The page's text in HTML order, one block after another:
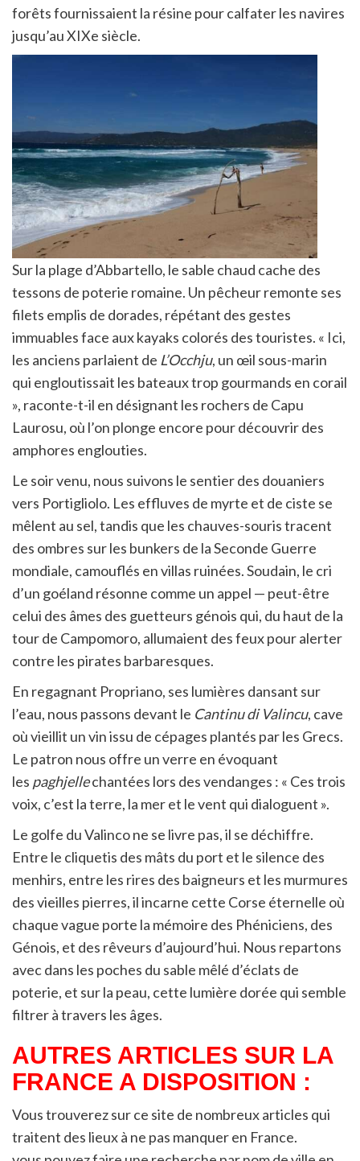
forêts fournissaient la résine pour calfater les navires
jusqu’au XIXe siècle.
Sur la plage d’Abbartello, le sable chaud cache des
tessons de poterie romaine. Un pêcheur remonte ses
filets emplis de dorades, répétant des gestes
immuables face aux kayaks colorés des touristes. « Ici,
les anciens parlaient de L’Occhju, un œil sous-marin
qui engloutissait les bateaux trop gourmands en corail
», raconte-t-il en désignant les rochers de Capu
Laurosu, où l’on plonge encore pour découvrir des
amphores englouties.
Le soir venu, nous suivons le sentier des douaniers
vers Portigliolo. Les effluves de myrte et de ciste se
mêlent au sel, tandis que les chauves-souris tracent
des ombres sur les bunkers de la Seconde Guerre
mondiale, camouflés en villas ruinées. Soudain, le cri
d’un goéland résonne comme un appel — peut-être
celui des âmes des guetteurs génois qui, du haut de la
tour de Campomoro, allumaient des feux pour alerter
contre les pirates barbaresques.
En regagnant Propriano, ses lumières dansant sur
l’eau, nous passons devant le Cantinu di Valincu, cave
où vieillit un vin issu de cépages plantés par les Grecs.
Le patron nous offre un verre en évoquant
les paghjellechantées lors des vendanges : « Ces trois
voix, c’est la terre, la mer et le vent qui dialoguent ».
Le golfe du Valinco ne se livre pas, il se déchiffre.
Entre le cliquetis des mâts du port et le silence des
menhirs, entre les rires des baigneurs et les murmures
des vieilles pierres, il incarne cette Corse éternelle où
chaque vague porte la mémoire des Phéniciens, des
Génois, et des rêveurs d’aujourd’hui. Nous repartons
avec dans les poches du sable mêlé d’éclats de
poterie, et sur la peau, cette lumière dorée qui semble
filtrer à travers les âges.
AUTRES ARTICLES SUR LA
FRANCE A DISPOSITION :
Vous trouverez sur ce site de nombreux articles qui
traitent des lieux à ne pas manquer en France.